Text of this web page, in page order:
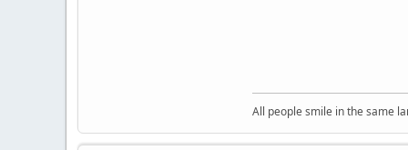
All people smile in the same